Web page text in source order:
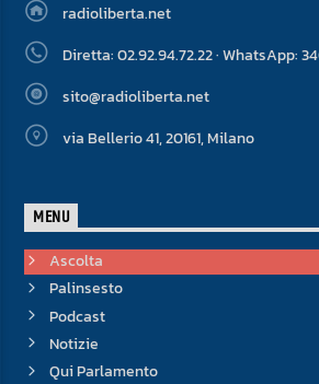
radioliberta.net
Diretta: 02.92.94.72.22 · WhatsApp:
sito@radioliberta.net
via Bellerio 41, 20161, Milano
MENU
Ascolta
Palinsesto
Podcast
Notizie
Qui Parlamento